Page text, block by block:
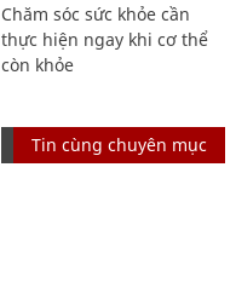
Chăm sóc sức khỏe cần
thực hiện ngay khi cơ thể
còn khỏe
Tin cùng chuyên mục